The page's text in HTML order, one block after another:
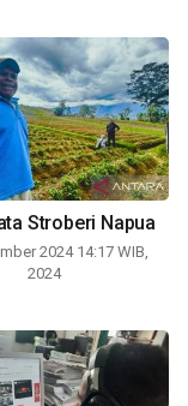
Stroberi Napua
2024 14:17 WIB,
2024